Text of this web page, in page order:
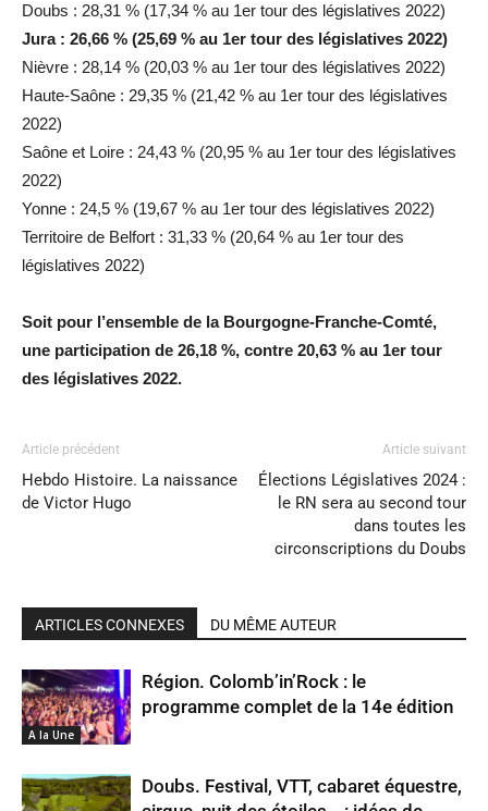
Doubs : 28,31 % (17,34 % au 1er tour des législatives 2022)
Jura : 26,66 % (25,69 % au 1er tour des législatives 2022)
Nièvre : 28,14 % (20,03 % au 1er tour des législatives 2022)
Haute-Saône : 29,35 % (21,42 % au 1er tour des législatives
2022)
Saône et Loire : 24,43 % (20,95 % au 1er tour des législatives
2022)
Yonne : 24,5 % (19,67 % au 1er tour des législatives 2022)
Territoire de Belfort : 31,33 % (20,64 % au 1er tour des
législatives 2022)
Soit pour l’ensemble de la Bourgogne-Franche-Comté,
une participation de 26,18 %, contre 20,63 % au 1er tour
des législatives 2022.
Article précédent
Hebdo Histoire. La naissance
de Victor Hugo
Article suivant
Élections Législatives 2024 :
le RN sera au second tour
dans toutes les
circonscriptions du Doubs
ARTICLES CONNEXES DU MÊME AUTEUR
A la Une
Région. Colomb’in’Rock : le
programme complet de la 14e édition
Doubs. Festival, VTT, cabaret équestre,